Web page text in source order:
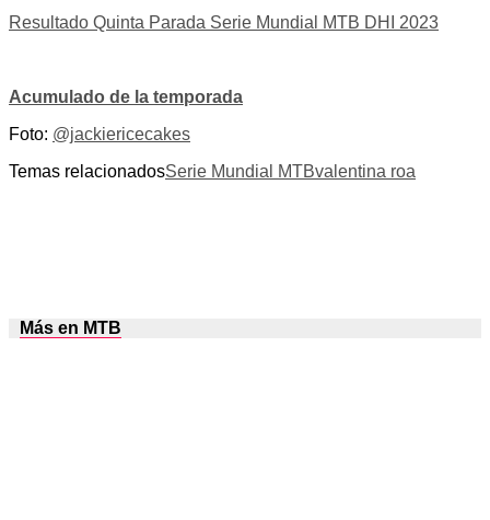
Resultado Quinta Parada Serie Mundial MTB DHI 2023
Acumulado de la temporada
Foto: @jackiericecakes
Temas relacionadosSerie Mundial MTBvalentina roa
Más en MTB